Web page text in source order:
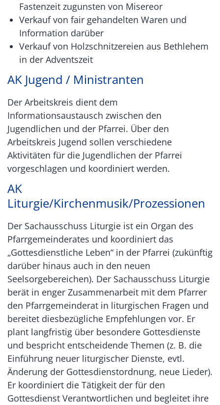
Fastenzeit zugunsten von Misereor
Verkauf von fair gehandelten Waren und
Information darüber
Verkauf von Holzschnitzereien aus Bethlehem
in der Adventszeit
AK Jugend / Ministranten
Der Arbeitskreis dient dem
Informationsaustausch zwischen den
Jugendlichen und der Pfarrei. Über den
Arbeitskreis Jugend sollen verschiedene
Aktivitäten für die Jugendlichen der Pfarrei
vorgeschlagen und koordiniert werden.
AK
Liturgie/Kirchenmusik/Prozessionen
Der Sachausschuss Liturgie ist ein Organ des
Pfarrgemeinderates und koordiniert das
„Gottesdienstliche Leben“ in der Pfarrei (zukünftig
darüber hinaus auch in den neuen
Seelsorgebereichen). Der Sachausschuss Liturgie
berät in enger Zusammenarbeit mit dem Pfarrer
den Pfarrgemeinderat in liturgischen Fragen und
bereitet diesbezügliche Empfehlungen vor. Er
plant langfristig über besondere Gottesdienste
und bespricht entscheidende Themen (z. B. die
Einführung neuer liturgischer Dienste, evtl.
Änderung der Gottesdienstordnung, neue Lieder).
Er koordiniert die Tätigkeit der für den
Gottesdienst Verantwortlichen und begleitet ihre